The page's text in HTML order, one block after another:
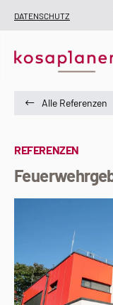
DATENSCHUTZ
Alle Referenzen
REFERENZEN